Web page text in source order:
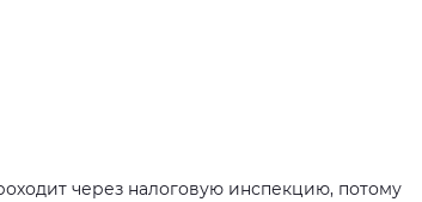
через налоговую инспекцию, потому